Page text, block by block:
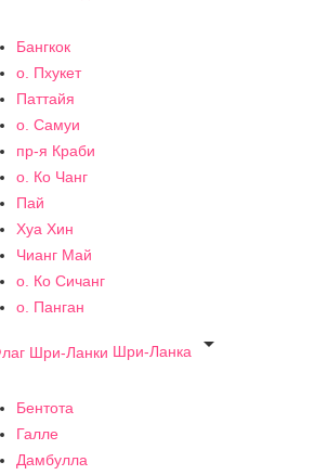
Бангкок
о. Пхукет
Паттайя
о. Самуи
пр-я Краби
о. Ко Чанг
Пай
Хуа Хин
Чианг Май
о. Ко Сичанг
о. Панган
Шри-Ланка

Бентота
Галле
Дамбулла